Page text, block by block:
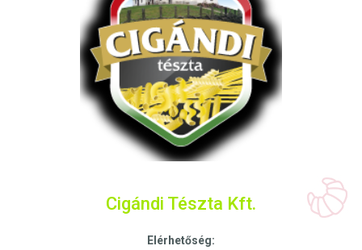
Cigándi Tészta Kft.
Elérhetőség: